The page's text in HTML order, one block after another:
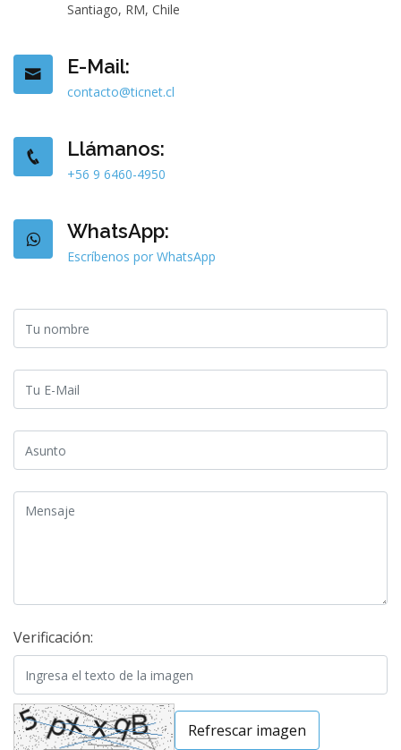
Santiago, RM, Chile
E-Mail:
contacto@ticnet.cl
Llámanos:
+56 9 6460-4950
WhatsApp:
Escríbenos por WhatsApp
Verificación:
Refrescar imagen